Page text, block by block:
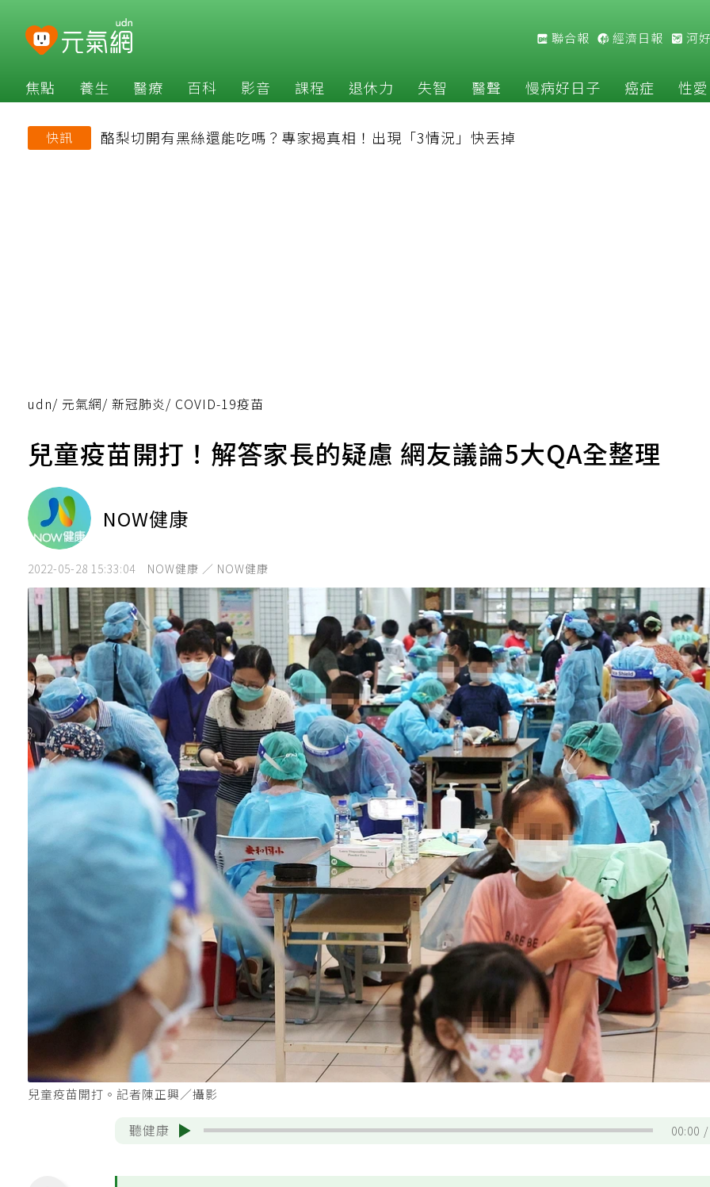
聯合報 經濟日報 河
焦點 養生 醫療 百科 影音 課程 退休力 失智 醫聲 慢病好日子 癌症 性愛
快訊 酪梨切開有黑絲還能吃嗎？專家揭真相！出現「3情況」快丟掉
udn/ 元氣網/ 新冠肺炎/ COVID-19疫苗
兒童疫苗開打！解答家長的疑慮 網友議論5大QA全整理
NOW健康
2022-05-28 15:33:04 NOW健康 ／ NOW健康
兒童疫苗開打。記者陳正興／攝影
聽健康 00:00